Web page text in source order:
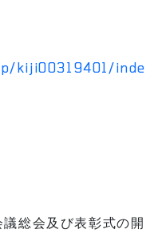
kiji00319401/inde
総会及び表彰式の開